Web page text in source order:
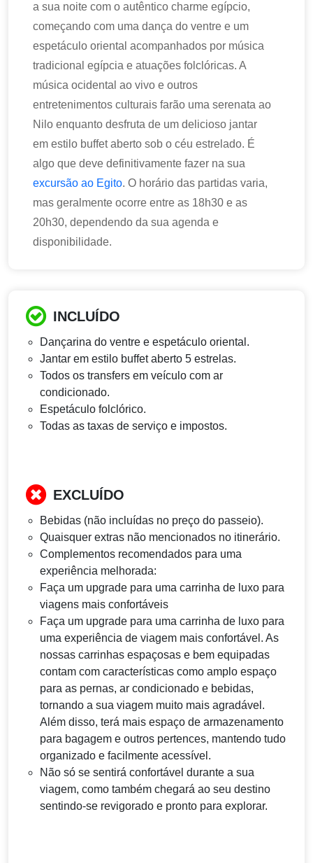
a sua noite com o autêntico charme egípcio,
começando com uma dança do ventre e um
espetáculo oriental acompanhados por música
tradicional egípcia e atuações folclóricas. A
música ocidental ao vivo e outros
entretenimentos culturais farão uma serenata ao
Nilo enquanto desfruta de um delicioso jantar
em estilo buffet aberto sob o céu estrelado. É
algo que deve definitivamente fazer na sua
excursão ao Egito. O horário das partidas varia,
mas geralmente ocorre entre as 18h30 e as
20h30, dependendo da sua agenda e
disponibilidade.
INCLUÍDO
Dançarina do ventre e espetáculo oriental.
Jantar em estilo buffet aberto 5 estrelas.
Todos os transfers em veículo com ar
condicionado.
Espetáculo folclórico.
Todas as taxas de serviço e impostos.
EXCLUÍDO
Bebidas (não incluídas no preço do passeio).
Quaisquer extras não mencionados no itinerário.
Complementos recomendados para uma
experiência melhorada:
Faça um upgrade para uma carrinha de luxo para
viagens mais confortáveis
Faça um upgrade para uma carrinha de luxo para
uma experiência de viagem mais confortável. As
nossas carrinhas espaçosas e bem equipadas
contam com características como amplo espaço
para as pernas, ar condicionado e bebidas,
tornando a sua viagem muito mais agradável.
Além disso, terá mais espaço de armazenamento
para bagagem e outros pertences, mantendo tudo
organizado e facilmente acessível.
Não só se sentirá confortável durante a sua
viagem, como também chegará ao seu destino
sentindo-se revigorado e pronto para explorar.